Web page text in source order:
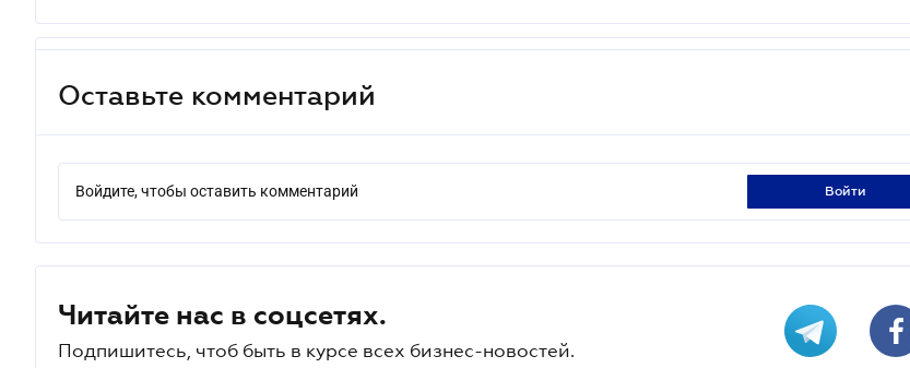
Оставьте комментарий
Войдите, чтобы оставить комментарий войти
Читайте нас в соцсетях.
Подпишитесь, чтоб быть в курсе всех бизнес-новостей.